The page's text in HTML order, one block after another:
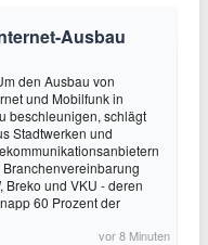
Ausbau
den Ausbau von
und Mobilfunk in
beschleunigen, schlägt
Stadtwerken und
Breko und VKU - deren
60 Prozent der
vor 8 Minuten